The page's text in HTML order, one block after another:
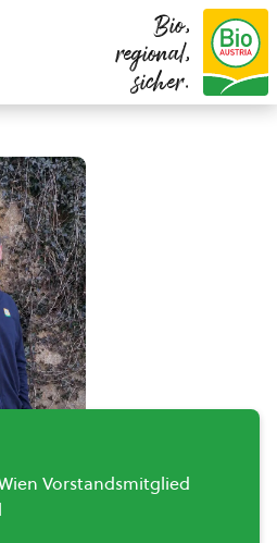
Bio,
regional,
sicher.
Vorstandsmitglied